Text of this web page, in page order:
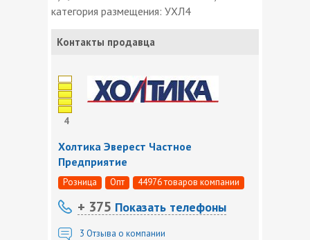
категория размещения: УХЛ4
Контакты продавца
4
Холтика Эверест Частное
Предприятие
Розница Опт 44976 товаров компании
+ 375 Показать телефоны
3 Отзыва о компании